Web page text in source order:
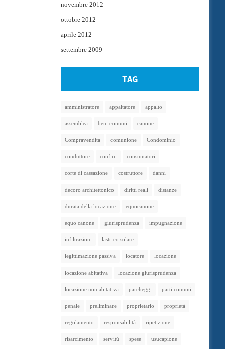
novembre 2012
ottobre 2012
aprile 2012
settembre 2009
TAG
amministratore appaltatore appalto
assemblea beni comuni canone
Compravendita comunione Condominio
conduttore confini consumatori
corte di cassazione costruttore danni
decoro architettonico diritti reali distanze
durata della locazione equocanone
equo canone giurisprudenza impugnazione
infiltrazioni lastrico solare
legittimazione passiva locatore locazione
locazione abitativa locazione giurisprudenza
locazione non abitativa parcheggi parti comuni
penale preliminare proprietario proprietà
regolamento responsabilità ripetizione
risarcimento servitù spese usucapione